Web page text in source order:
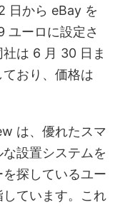
日から eBay を
ユーロに設定さ
は 6 月 30 日ま
おり、価格は
は、優れたスマ
設置システムを
探しているユー
ています。これ